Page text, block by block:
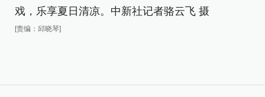
戏，乐享夏日清凉。中新社记者骆云飞 摄
[责编：邱晓琴]